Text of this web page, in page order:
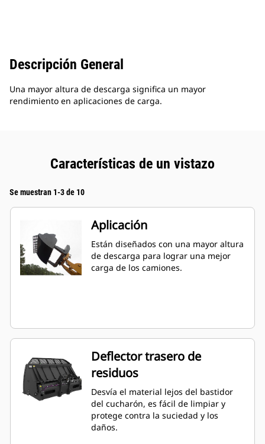
Descripción General
Una mayor altura de descarga significa un mayor
rendimiento en aplicaciones de carga.
Características de un vistazo
Se muestran 1-3 de 10
Aplicación
Están diseñados con una mayor altura
de descarga para lograr una mejor
carga de los camiones.
Deflector trasero de
residuos
Desvía el material lejos del bastidor
del cucharón, es fácil de limpiar y
protege contra la suciedad y los
daños.